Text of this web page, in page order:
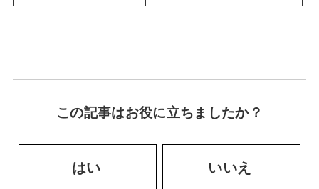
この記事はお役に立ちましたか？
はい いいえ